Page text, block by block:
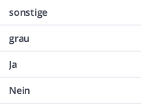
sonstige
grau
Ja
Nein